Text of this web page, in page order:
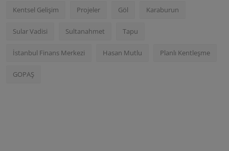
Kentsel Gelişim Projeler Göl Karaburun
Sular Vadisi Sultanahmet Tapu
İstanbul Finans Merkezi Hasan Mutlu Planlı Kentleşme
GOPAŞ